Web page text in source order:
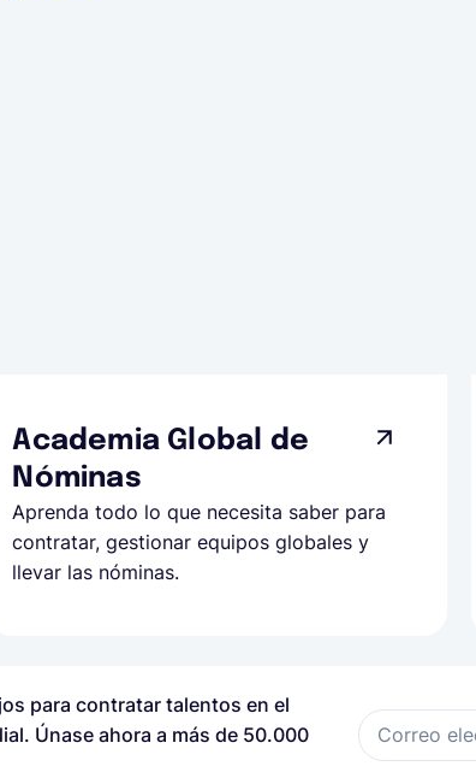
Academia Global de
Nóminas
Aprenda todo lo que necesita saber para
contratar, gestionar equipos globales y
llevar las nóminas.
para contratar talentos en el
Únase ahora a más de 50.000
Correo